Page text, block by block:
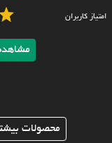
امتیاز کاربران
محصولات